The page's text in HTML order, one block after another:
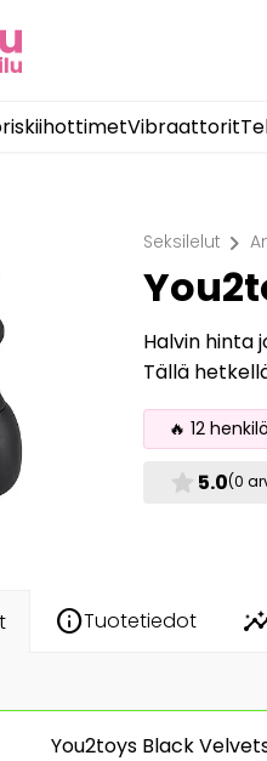
Vibraattorit
Seksilelut chevron_right
Halvin hinta
Tällä
🔥 12
star 5.0(0
infoTuotetiedot
You2toys Black